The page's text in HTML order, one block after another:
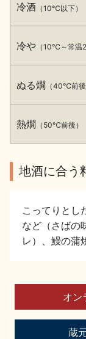
季節の商品
美味しい地酒の
地酒蔵元会とは
冷酒 （10℃以下）
冷や （10℃～常温
ぬる燗 （40℃前後
熱燗 （50℃前後）
地酒に合う
こってりとし
など（さばの
レ）、鰻の蒲
オン
蔵